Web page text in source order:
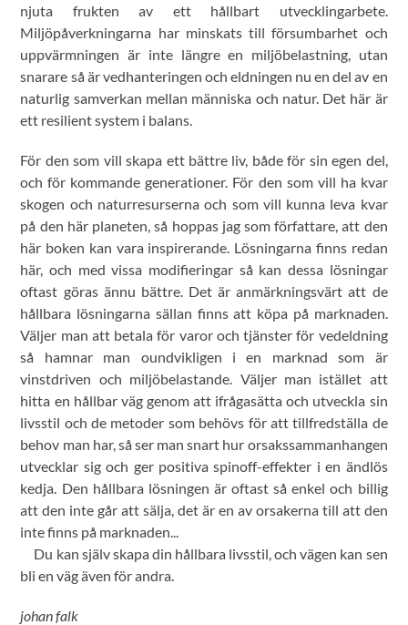
njuta frukten av ett hållbart utvecklingarbete.
Miljöpåverkningarna har minskats till försumbarhet och
uppvärmningen är inte längre en miljöbelastning, utan
snarare så är vedhanteringen och eldningen nu en del av en
naturlig samverkan mellan människa och natur. Det här är
ett resilient system i balans.
För den som vill skapa ett bättre liv, både för sin egen del,
och för kommande generationer. För den som vill ha kvar
skogen och naturresurserna och som vill kunna leva kvar
på den här planeten, så hoppas jag som författare, att den
här boken kan vara inspirerande. Lösningarna finns redan
här, och med vissa modifieringar så kan dessa lösningar
oftast göras ännu bättre. Det är anmärkningsvärt att de
hållbara lösningarna sällan finns att köpa på marknaden.
Väljer man att betala för varor och tjänster för vedeldning
så hamnar man oundvikligen i en marknad som är
vinstdriven och miljöbelastande. Väljer man istället att
hitta en hållbar väg genom att ifrågasätta och utveckla sin
livsstil och de metoder som behövs för att tillfredställa de
behov man har, så ser man snart hur orsakssammanhangen
utvecklar sig och ger positiva spinoff-effekter i en ändlös
kedja. Den hållbara lösningen är oftast så enkel och billig
att den inte går att sälja, det är en av orsakerna till att den
inte finns på marknaden...
Du kan själv skapa din hållbara livsstil, och vägen kan sen
bli en väg även för andra.
johan falk